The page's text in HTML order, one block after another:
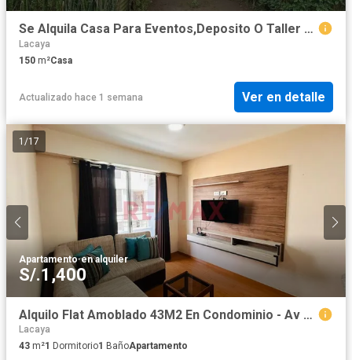
Se Alquila Casa Para Eventos,Deposito O Taller En Villa Maria Del Triunfo
Lacaya
150 m²Casa
Actualizado hace 1 semana Ver en detalle
1 /17
Apartamento·en alquiler
S/.1,400
Alquilo Flat Amoblado 43M2 En Condominio - Av Guardia Civil Sur - Chorrillos
Lacaya
43 m²1 Dormitorio1 BañoApartamento